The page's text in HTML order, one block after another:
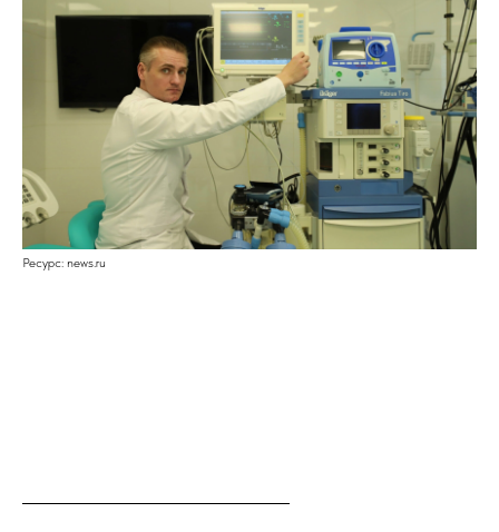
Ресурс: news.ru